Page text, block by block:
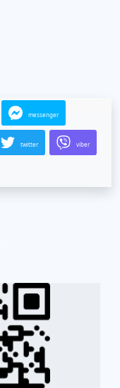
messenger
twitter viber